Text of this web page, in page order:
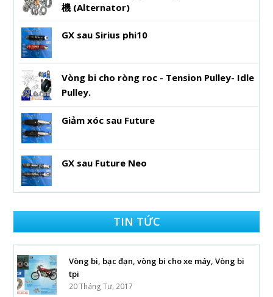
機 (Alternator)
GX sau Sirius phi10
Vòng bi cho ròng roc - Tension Pulley- Idle
Pulley.
Giảm xóc sau Future
GX sau Future Neo
TIN TỨC
Vòng bi, bạc đạn, vòng bi cho xe máy, Vòng bi
tpi
20 Tháng Tư, 2017